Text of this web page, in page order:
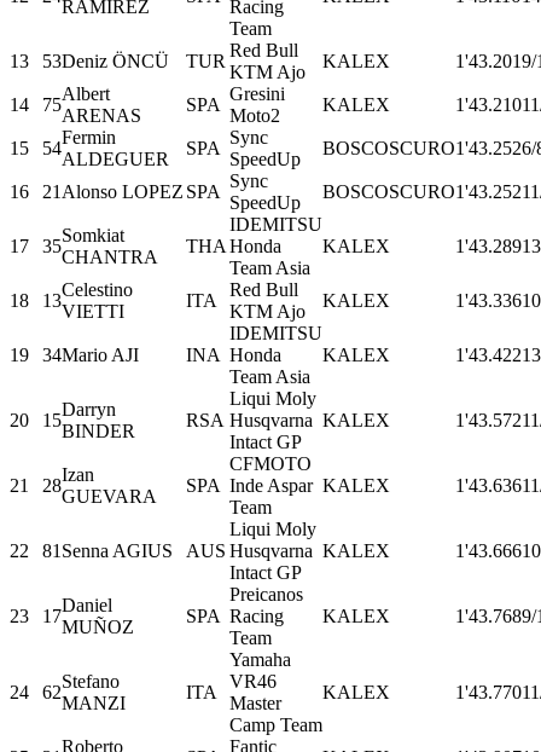
RAMIREZ
Racing
Team
13 53Deniz ÖNCÜ TUR
Red Bull
KTM Ajo
KALEX 1'43.2019/
14 75
Albert
ARENAS
SPA
Gresini
Moto2
KALEX 1'43.210
15 54
Fermin
ALDEGUER
SPA
Sync
SpeedUp
BOSCOSCURO1'43.2526/
16 21 Alonso LOPEZ SPA
Sync
SpeedUp
BOSCOSCURO1'43.252
17 35
Somkiat
CHANTRA
THA
IDEMITSU
Honda
Team Asia
KALEX 1'43.289
18 13
Celestino
VIETTI
ITA
Red Bull
KTM Ajo
KALEX 1'43.336
19 34Mario AJI INA
IDEMITSU
Honda
Team Asia
KALEX 1'43.422
20 15
Darryn
BINDER
RSA
Liqui Moly
Husqvarna
Intact GP
KALEX 1'43.572
21 28
Izan
GUEVARA
SPA
CFMOTO
Inde Aspar
Team
KALEX 1'43.636
22 81 Senna AGIUS AUS
Liqui Moly
Husqvarna
Intact GP
KALEX 1'43.666
23 17
Daniel
MUÑOZ
SPA
Preicanos
Racing
Team
KALEX 1'43.7689/
24 62
Stefano
MANZI
ITA
Yamaha
VR46
Master
Camp Team
KALEX 1'43.770
Roberto
Fantic